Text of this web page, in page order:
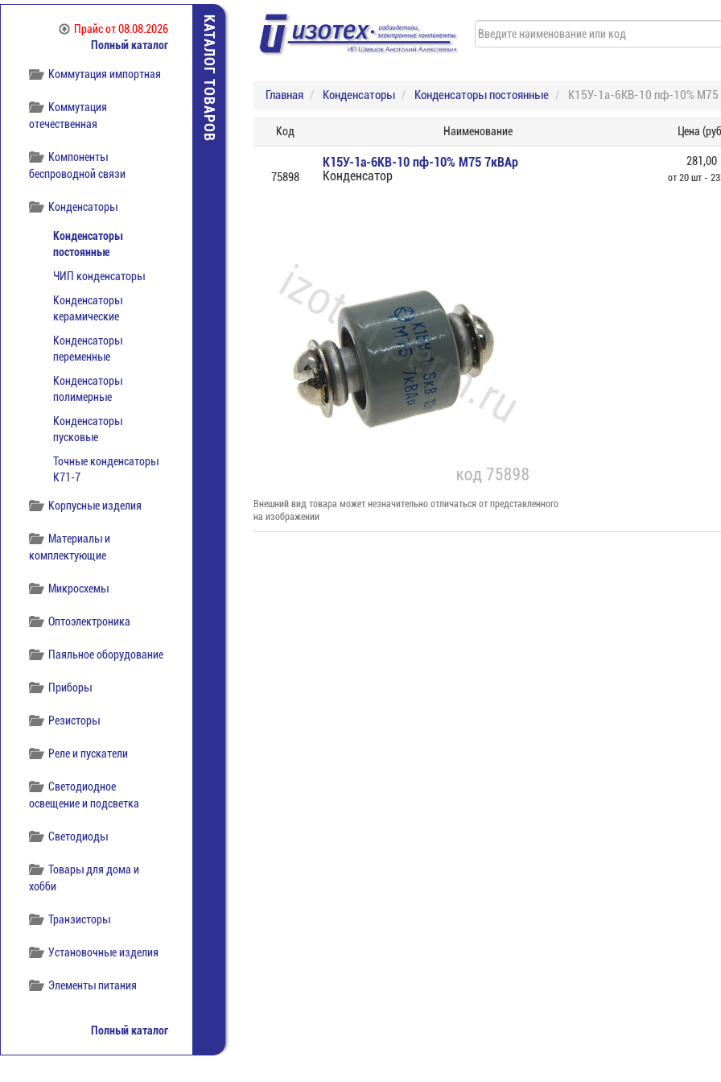
Прайсот 08.08.2026
Полный каталог
Кабельная продукция
Коммутация импортная
Коммутация
отечественная
Компоненты
беспроводной связи
Конденсаторы
Конденсаторы
постоянные
ЧИП конденсаторы
Конденсаторы
керамические
Конденсаторы
переменные
Конденсаторы
полимерные
Конденсаторы
пусковые
Точные конденсаторы
К71-7
Корпусные изделия
Материалы и
комплектующие
Микросхемы
Оптоэлектроника
Паяльное оборудование
Приборы
Резисторы
Реле и пускатели
Светодиодное
освещение и подсветка
Светодиоды
Товары для дома и
хобби
Транзисторы
Установочные изделия
Элементы питания
Полный каталог
КАТАЛОГ ТОВАРОВ Главная Конденсаторы Конденсаторы постоянные К15У-1а-6КВ-10 пф-10% М75
Код Наименование Цена
75898
К15У-1а-6КВ-10 пф-10% М75 7кВАр
Конденсатор
281,00
от 20 шт -
Внешний вид товара может незначительно отличаться от представленного
на изображении